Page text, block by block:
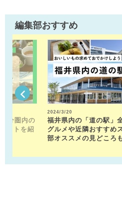
編集部おすすめ
分圏内の
ットを紹
2024/3/20
福井県内の「道の駅」
グルメや近隣おすすめ
部オススメの見どころ